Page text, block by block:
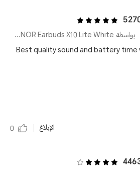
بواسطة HONOR Earbuds X10 Lite White
Best quality sound and battery time
الإبلاغ 0